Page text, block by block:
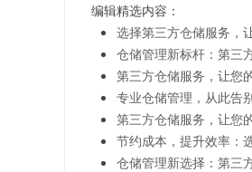
编辑精选内容：
选择第三方仓储服务，
仓储管理新标杆：第三
第三方仓储服务，让您
专业仓储管理，从此告
第三方仓储服务，让您
节约成本，提升效率：
仓储管理新选择：第三